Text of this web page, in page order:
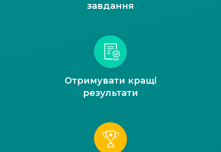
завдання
Отримувати кращі
результати